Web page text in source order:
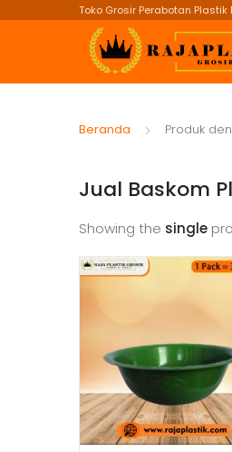
Toko Grosir Perabotan
Beranda Produk
Jual Baskom
Showing the single